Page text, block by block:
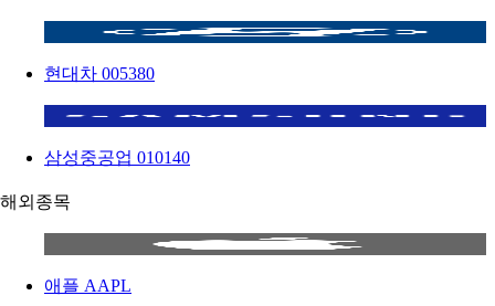
현대차 005380
삼성중공업 010140
해외종목
애플 AAPL